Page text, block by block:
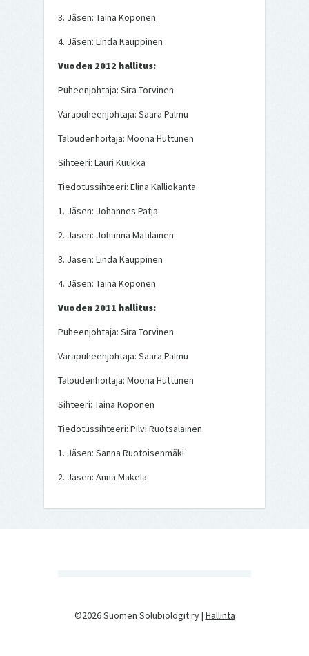
3. Jäsen: Taina Koponen
4. Jäsen: Linda Kauppinen
Vuoden 2012 hallitus:
Puheenjohtaja: Sira Torvinen
Varapuheenjohtaja: Saara Palmu
Taloudenhoitaja: Moona Huttunen
Sihteeri: Lauri Kuukka
Tiedotussihteeri: Elina Kalliokanta
1. Jäsen: Johannes Patja
2. Jäsen: Johanna Matilainen
3. Jäsen: Linda Kauppinen
4. Jäsen: Taina Koponen
Vuoden 2011 hallitus:
Puheenjohtaja: Sira Torvinen
Varapuheenjohtaja: Saara Palmu
Taloudenhoitaja: Moona Huttunen
Sihteeri: Taina Koponen
Tiedotussihteeri: Pilvi Ruotsalainen
1. Jäsen: Sanna Ruotoisenmäki
2. Jäsen: Anna Mäkelä
©2026 Suomen Solubiologit ry | Hallinta